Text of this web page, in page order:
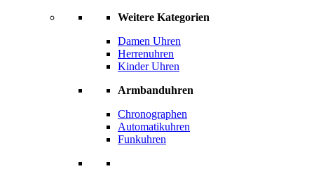
Weitere Kategorien
Damen Uhren
Herrenuhren
Kinder Uhren
Armbanduhren
Chronographen
Automatikuhren
Funkuhren